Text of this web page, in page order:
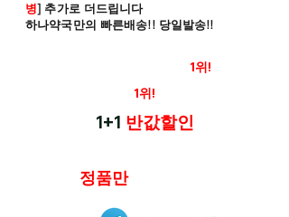
병] 추가로 더드립니다
하나약국만의 빠른배송!! 당일발송!!
1위!
1위!
1+1 반값할인
정품만